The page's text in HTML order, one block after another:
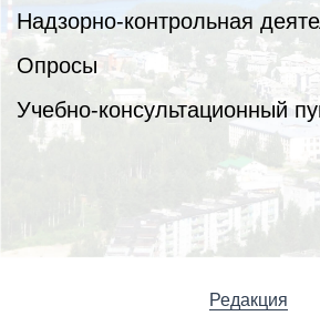
Надзорно-контрольная
Опросы
Учебно-консультационный
Редакция